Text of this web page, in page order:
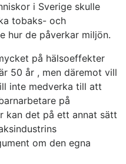
i Sverige skulle
tobaks- och
hur de påverkar miljön.
på hälsoeffekter
50 år , men däremot vill
inte medverka till att
på
kan det på ett annat sätt
om den egna